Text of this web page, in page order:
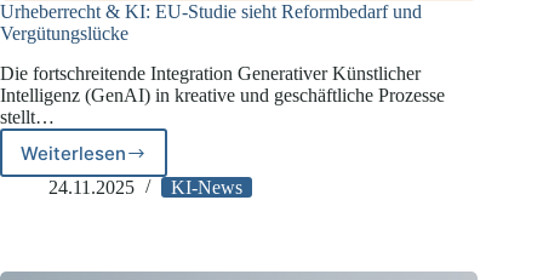
Urheberrecht & KI: EU-Studie sieht Reformbedarf und
Vergütungslücke
Die fortschreitende Integration Generativer Künstlicher
Intelligenz (GenAI) in kreative und geschäftliche Prozesse
stellt…
WeiterlesenUrheberrecht
&
24.11.2025 KI-News